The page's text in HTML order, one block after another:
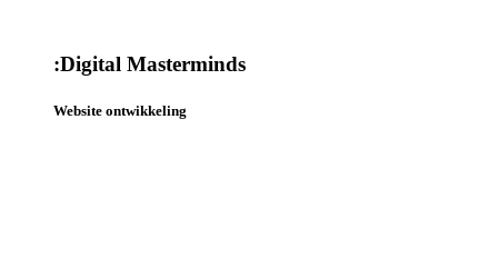
:Digital Masterminds
Website ontwikkeling